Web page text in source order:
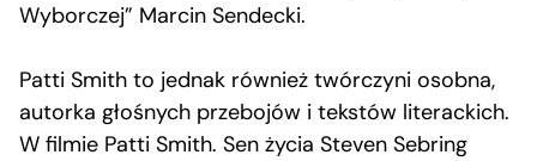
Wyborczej” Marcin Sendecki.
Patti Smith to jednak również twórczyni osobna,
autorka głośnych przebojów i tekstów literackich.
W filmie Patti Smith. Sen życia Steven Sebring